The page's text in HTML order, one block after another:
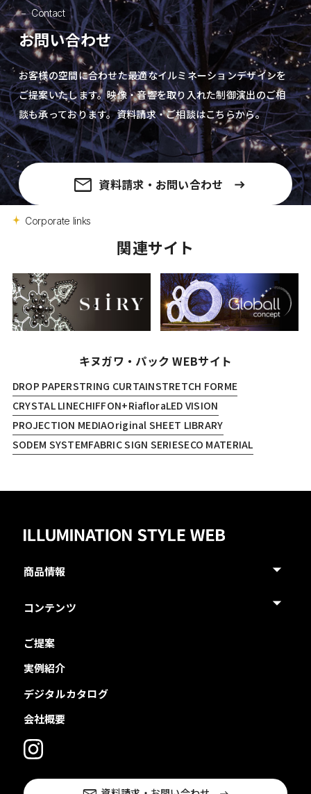
Contact
お問い合わせ
お客様の空間に合わせた最適なイルミネーションデザインを
ご提案いたします。映像・音響を取り入れた制御演出のご相
談も承っております。資料請求・ご相談はこちらから。
資料請求・お問い合わせ
Corporate links
関連サイト
キヌガワ・パック WEBサイト
DROP PAPERSTRING CURTAINSTRETCH FORME
CRYSTAL LINECHIFFON+RiafloraLED VISION
PROJECTION MEDIAOriginal SHEET LIBRARY
SODEM SYSTEMFABRIC SIGN SERIESECO MATERIAL
商品情報
コンテンツ
ご提案
実例紹介
デジタルカタログ
会社概要